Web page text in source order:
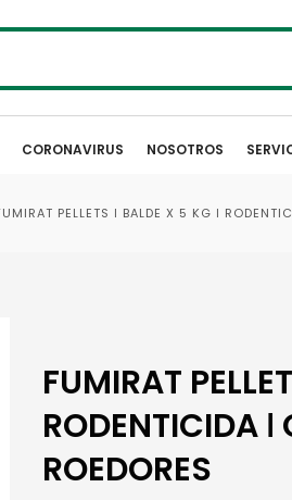
CORONAVIRUS NOSOTROS
PELLETS ǀ BALDE X 5 KG ǀ
FUMIRAT
RODENTICIDA ǀ
ROEDORES